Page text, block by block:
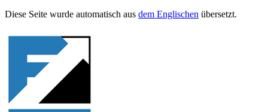
Diese Seite wurde automa­tisch aus dem Englis­chen übersetzt.